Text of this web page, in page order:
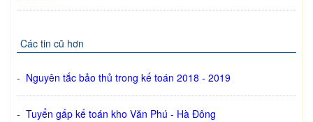
Các tin cũ hơn
- Nguyên tắc bảo thủ trong kế toán 2018 - 2019
- Tuyển gấp kế toán kho Văn Phú - Hà Đông